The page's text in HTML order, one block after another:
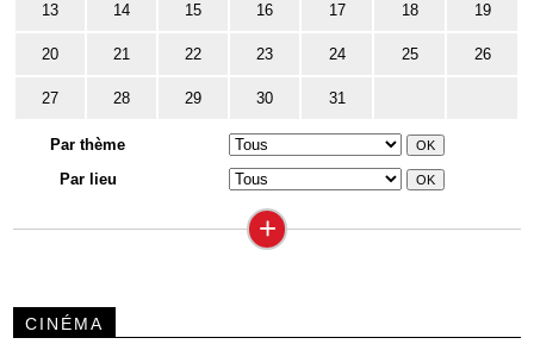
13 14 15 16 17 18 19
20 21 22 23 24 25 26
27 28 29 30 31
Par thème
Par lieu
+
CINÉMA